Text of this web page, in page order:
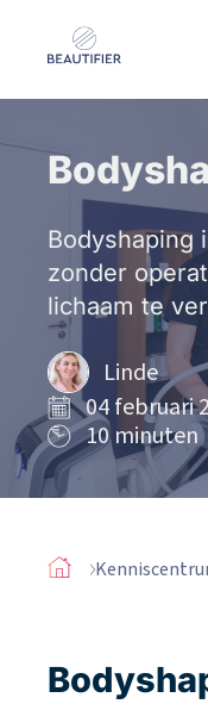
Resultaten
Kenniscentrum
Over ons
Contact
Cadeaubon
Bodyshaping
zonder
lichaam te
Linde
04 februari
10 minuten